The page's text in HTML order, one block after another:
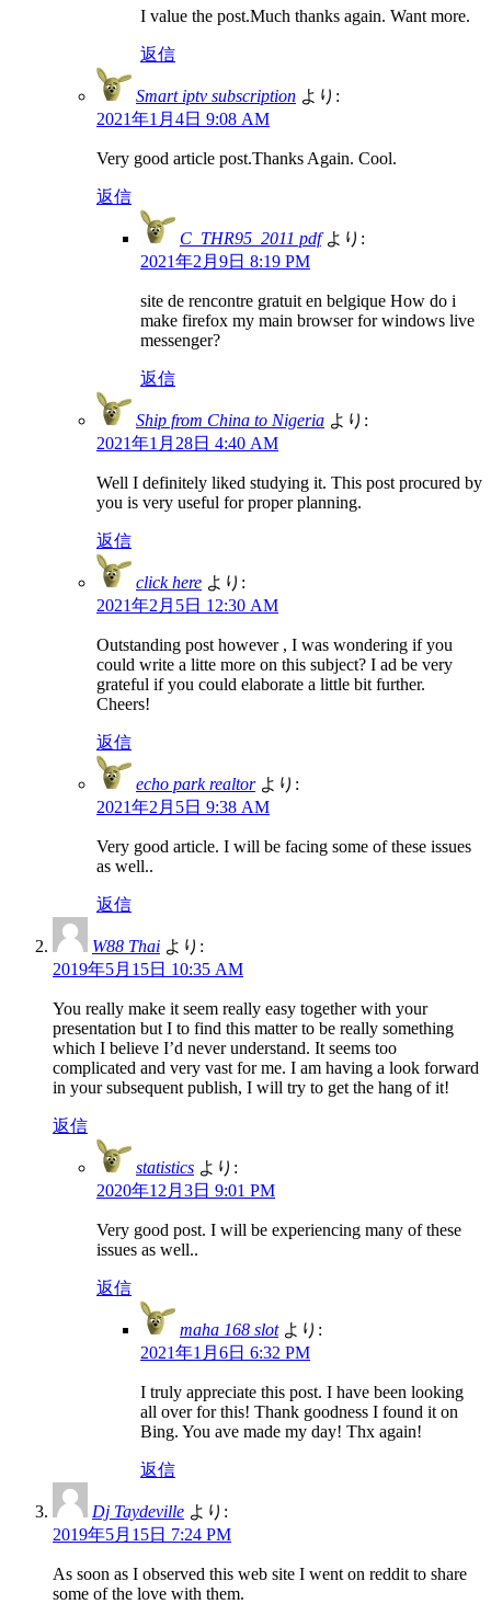
I value the post.Much thanks again. Want more.
返信
Smart iptv subscription より:
2021年1月4日 9:08 AM
Very good article post.Thanks Again. Cool.
返信
C_THR95_2011 pdf より:
2021年2月9日 8:19 PM
site de rencontre gratuit en belgique How do i
make firefox my main browser for windows live
messenger?
返信
Ship from China to Nigeria より:
2021年1月28日 4:40 AM
Well I definitely liked studying it. This post procured by
you is very useful for proper planning.
返信
click here より:
2021年2月5日 12:30 AM
Outstanding post however , I was wondering if you
could write a litte more on this subject? I ad be very
grateful if you could elaborate a little bit further.
Cheers!
返信
echo park realtor より:
2021年2月5日 9:38 AM
Very good article. I will be facing some of these issues
as well..
返信
W88 Thai より:
2019年5月15日 10:35 AM
You really make it seem really easy together with your
presentation but I to find this matter to be really something
which I believe I’d never understand. It seems too
complicated and very vast for me. I am having a look forward
in your subsequent publish, I will try to get the hang of it!
返信
statistics より:
2020年12月3日 9:01 PM
Very good post. I will be experiencing many of these
issues as well..
返信
maha 168 slot より:
2021年1月6日 6:32 PM
I truly appreciate this post. I have been looking
all over for this! Thank goodness I found it on
Bing. You ave made my day! Thx again!
返信
Dj Taydeville より:
2019年5月15日 7:24 PM
As soon as I observed this web site I went on reddit to share
some of the love with them.